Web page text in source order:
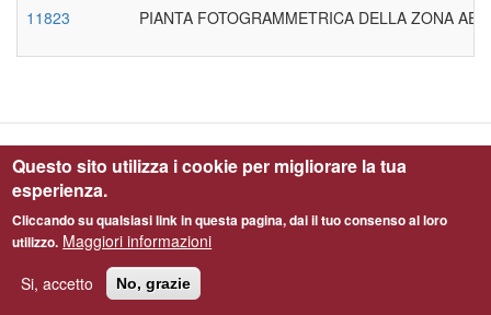
11823
PIANTA FOTOGRAMMETRICA DELLA ZONA
Parco Archeologico di Ostia Antica © 2019 - All Right Reserved - C.F.
Informativa Privacy - Cookie Policy
Made in
Questo sito utilizza i cookie per migliorare la tua
esperienza.
Cliccando su qualsiasi link in questa pagina, dai il tuo consenso al loro
utilizzo. Maggiori informazioni
Si, accetto
No, grazie